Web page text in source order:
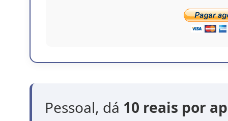
Pessoal, dá 10 reais por